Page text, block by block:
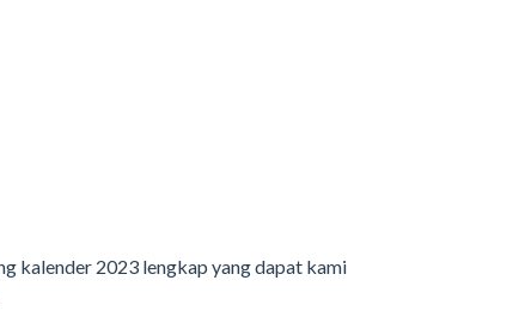
kalender 2023 lengkap yang dapat kami